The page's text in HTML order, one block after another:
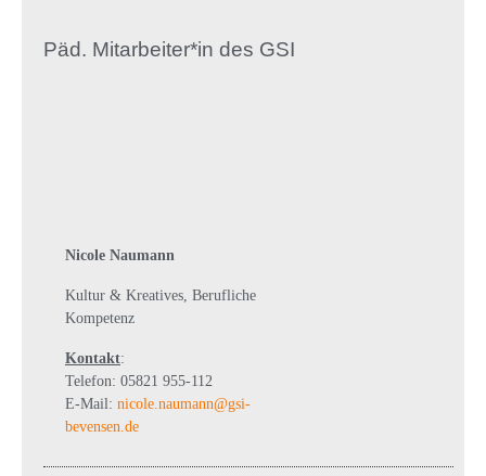
Päd. Mitarbeiter*in des GSI
Nicole Naumann
Kultur & Kreatives, Berufliche
Kompetenz
Kontakt:
Telefon: 05821 955-112
E-Mail: nicole.naumann@gsi-
bevensen.de